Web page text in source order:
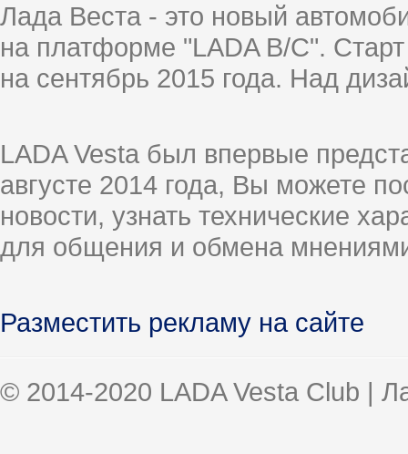
Лада Веста - это новый
на платформе "LADA B/C".
на сентябрь 2015 года. Над
LADA Vesta был впервые
августе 2014 года, Вы можете
новости, узнать технические
для общения и обмена
Разместить рекламу на сайте
© 2014-2020 LADA Vesta Club |